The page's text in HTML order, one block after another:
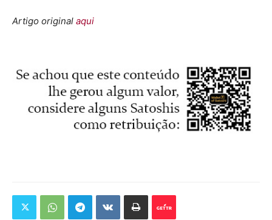
Artigo original aqui